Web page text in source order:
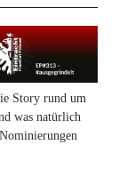
Story rund um
was natürlich